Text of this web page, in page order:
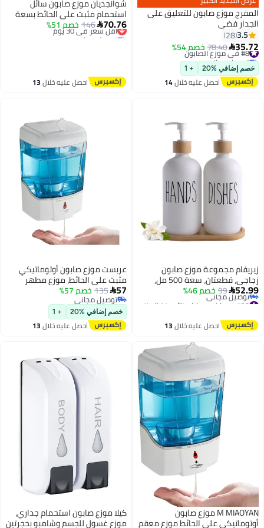
المفرج موزع صابون للتعليق على
الجدار فضي
3.5
28
35.72
78.40خصم 54% #8 في موزع الصابون
توصيل مجاني
#8 في موزع الصابون
خصم إضافي %20 + 1
احصل عليه خلال14
اغسطس
شوانجديان موزع صابون سائل
استحمام مثبت على الحائط بسعة
1000 مل بدون حفر، مناسب للأماكن
العامة والتجارية - أبيض
70.76
146خصم 51%أقل سعر في 30 يوم
توصيل مجاني
أقل سعر في 30 يوم
احصل عليه خلال13
اغسطس
زيريفام مجموعة موزع صابون
زجاجي، قطعتان، سعة 500 مل،
موزع صابون لليدين والأطباق مع
صينية من الخيزران، موزع زجاجات
مطبخ (أبيض)
52.99
99خصم 46%
أقل سعر في 30 يوم
توصيل مجاني
احصل عليه خلال13
اغسطس
عربست موزع صابون أوتوماتيكي
مثبت على الحائط، موزع مطهر
لليدين، 700 مل موزع صابون يدوي
جل/سائل بدون لمس للمنزل
والمستشفى والمدرسة والمكتب،
عبوة واحدة
57
135خصم 57%
توصيل مجاني
توصيل مجاني
خصم إضافي %20 + 1
احصل عليه خلال13
اغسطس
M MIAOYAN موزع صابون
أوتوماتيكي على الحائط موزع معقم
كيلا موزع صابون استحمام جداري،
موزع غسول للجسم وشامبو بحجرتين